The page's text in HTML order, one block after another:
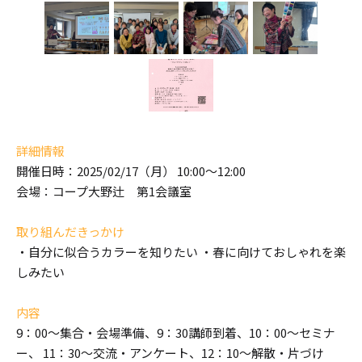
詳細情報
開催日時：2025/02/17（月） 10:00～12:00
会場：コープ大野辻 第1会議室
取り組んだきっかけ
・自分に似合うカラーを知りたい ・春に向けておしゃれを楽
しみたい
内容
9：00～集合・会場準備、9：30講師到着、10：00～セミナ
ー、 11：30～交流・アンケート、12：10～解散・片づけ